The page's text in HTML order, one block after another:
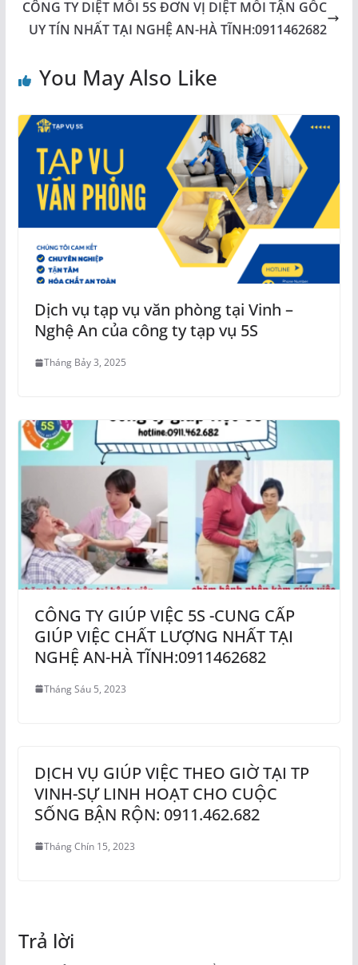
CÔNG TY DIỆT MỐI 5S ĐƠN VỊ DIỆT MỐI TẬN GỐC
UY TÍN NHẤT TẠI NGHỆ AN-HÀ TĨNH:0911462682
You May Also Like
Dịch vụ tạp vụ văn phòng tại Vinh –
Nghệ An của công ty tạp vụ 5S
Tháng Bảy 3, 2025
CÔNG TY GIÚP VIỆC 5S -CUNG CẤP
GIÚP VIỆC CHẤT LƯỢNG NHẤT TẠI
NGHỆ AN-HÀ TĨNH:0911462682
Tháng Sáu 5, 2023
DỊCH VỤ GIÚP VIỆC THEO GIỜ TẠI TP
VINH-SỰ LINH HOẠT CHO CUỘC
SỐNG BẬN RỘN: 0911.462.682
Tháng Chín 15, 2023
Trả lời